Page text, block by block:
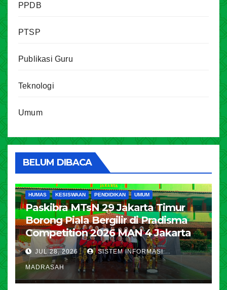
PPDB
PTSP
Publikasi Guru
Teknologi
Umum
BELUM DIBACA
HUMAS KESISWAAN PENDIDIKAN UMUM
Paskibra MTsN 29 Jakarta Timur
Borong Piala Bergilir di Pradisma
Competition 2026 MAN 4 Jakarta
JUL 28, 2026 SISTEM INFORMASI
MADRASAH